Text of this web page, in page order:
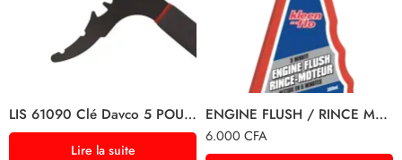
LIS 61090 Clé Davco 5 POUCE de Lisle
Lire la suite
ENGINE FLUSH / RINCE MOTEUR
6.000 CFA